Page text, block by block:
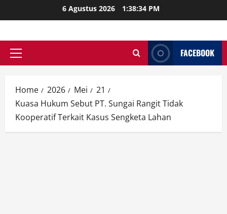
to
6 Agustus 2026 1:38:35 PM
Primary
FACEBOOK
Home 2026 Mei
21
Kuasa Hukum Sebut PT. Sungai Rangit Tidak
Kooperatif Terkait Kasus Sengketa Lahan